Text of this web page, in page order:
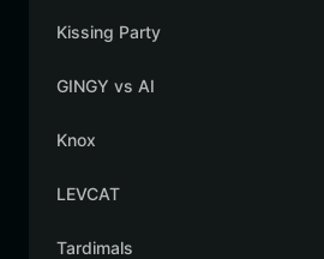
Kissing Party
GINGY vs AI
Knox
LEVCAT
Tardimals